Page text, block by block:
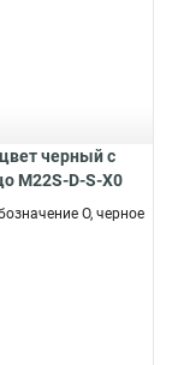
черный с
M22S-D-S-X0
O, черное